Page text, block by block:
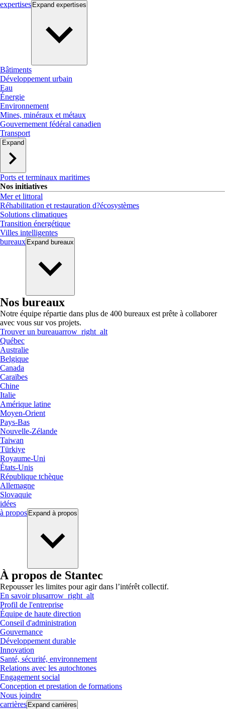
expertises Expand expertises
Bâtiments
Développement urbain
Eau
Énergie
Environnement
Mines, minéraux et métaux
Gouvernement fédéral canadien
Transport
Expand
Ports et terminaux maritimes
Nos initiatives
Mer et littoral
Réhabilitation et restauration d?écosystèmes
Solutions climatiques
Transition énergétique
Villes intelligentes
bureaux Expand bureaux
Nos bureaux
Notre équipe répartie dans plus de 400 bureaux est prête à collaborer
avec vous sur vos projets.
Trouver un bureauarrow_right_alt
Québec
Australie
Belgique
Canada
Caraïbes
Chine
Italie
Amérique latine
Moyen-Orient
Pays-Bas
Nouvelle-Zélande
Taiwan
Türkiye
Royaume-Uni
États-Unis
République tchèque
Allemagne
Slovaquie
idées
à propos Expand à propos
À propos de Stantec
Repousser les limites pour agir dans l’intérêt collectif.
En savoir plusarrow_right_alt
Profil de l'entreprise
Équipe de haute direction
Conseil d'administration
Gouvernance
Développement durable
Innovation
Santé, sécurité, environnement
Relations avec les autochtones
Engagement social
Conception et prestation de formations
Nous joindre
carrières Expand carrières